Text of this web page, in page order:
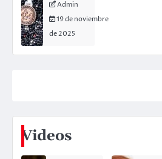
Admin
19 de noviembre
de 2025
Videos